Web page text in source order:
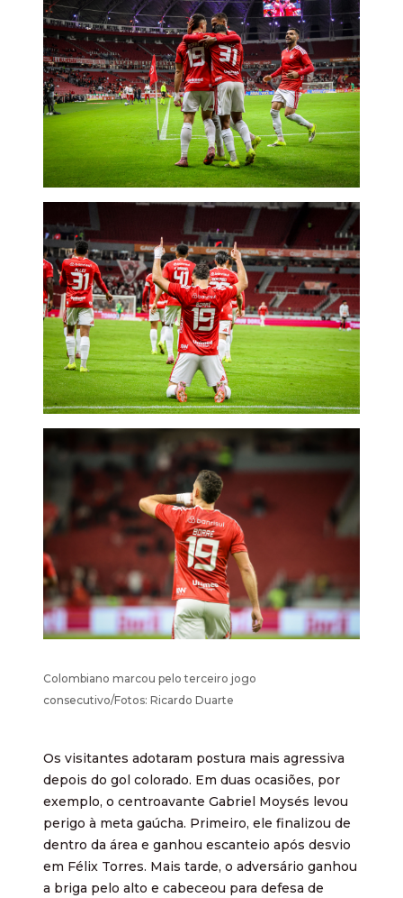
Colombiano marcou pelo terceiro jogo
consecutivo/Fotos: Ricardo Duarte
Os visitantes adotaram postura mais agressiva
depois do gol colorado. Em duas ocasiões, por
exemplo, o centroavante Gabriel Moysés levou
perigo à meta gaúcha. Primeiro, ele finalizou de
dentro da área e ganhou escanteio após desvio
em Félix Torres. Mais tarde, o adversário ganhou
a briga pelo alto e cabeceou para defesa de